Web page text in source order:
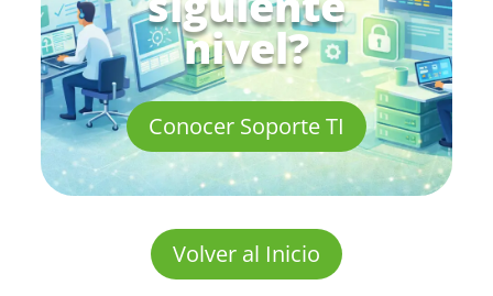
nivel?
Conocer Soporte TI
Volver al Inicio